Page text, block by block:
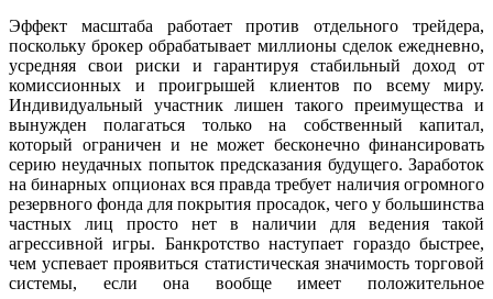
Эффект масштаба работает против отдельного трейдера,
поскольку брокер обрабатывает миллионы сделок ежедневно,
усредняя свои риски и гарантируя стабильный доход от
комиссионных и проигрышей клиентов по всему миру.
Индивидуальный участник лишен такого преимущества и
вынужден полагаться только на собственный капитал,
который ограничен и не может бесконечно финансировать
серию неудачных попыток предсказания будущего. Заработок
на бинарных опционах вся правда требует наличия огромного
резервного фонда для покрытия просадок, чего у большинства
частных лиц просто нет в наличии для ведения такой
агрессивной игры. Банкротство наступает гораздо быстрее,
чем успевает проявиться статистическая значимость торговой
системы, если она вообще имеет положительное